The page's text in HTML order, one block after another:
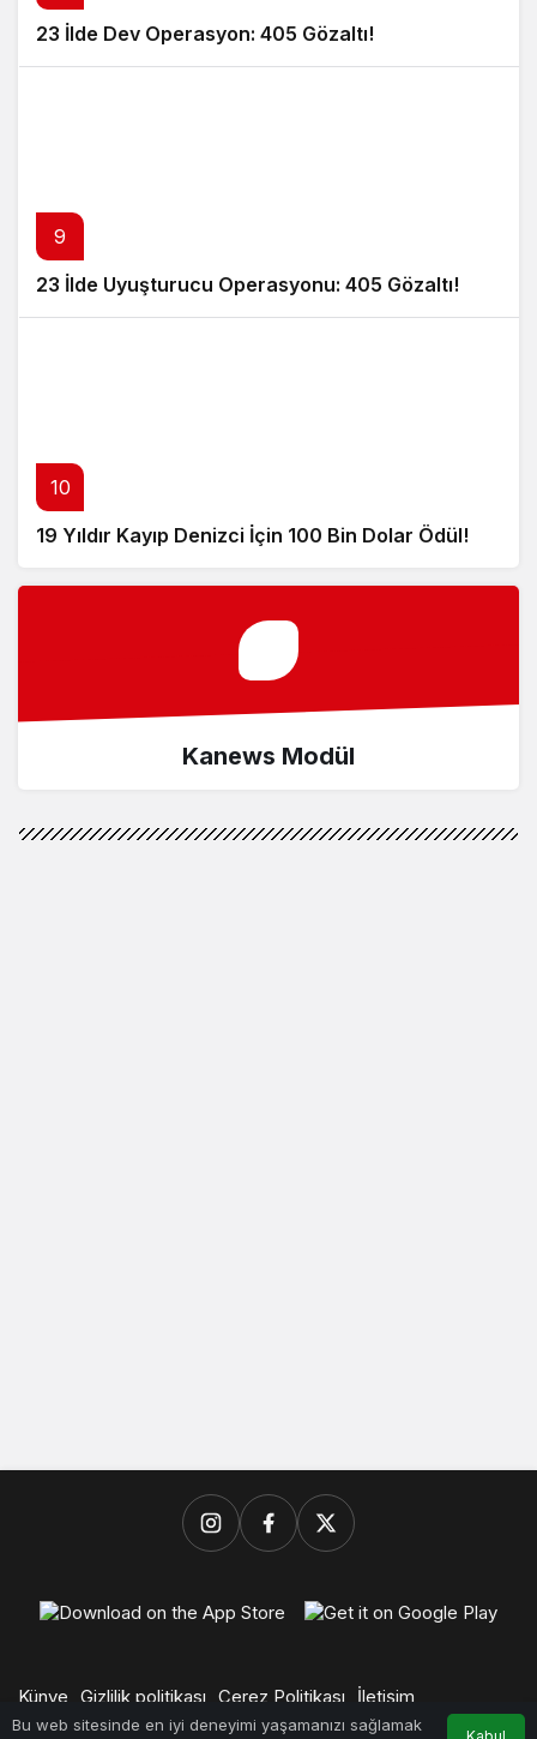
23 İlde Dev Operasyon: 405 Gözaltı!
9
23 İlde Uyuşturucu Operasyonu: 405 Gözaltı!
10
19 Yıldır Kayıp Denizci İçin 100 Bin Dolar Ödül!
Kanews Modül
Bu web sitesinde en iyi deneyimi yaşamanızı sağlamak
Künye Gizlilik politikası Çerez Politikası
İletişim
© Başkent Ekspres, Daldal Medya Ajans Kuruluşudur.